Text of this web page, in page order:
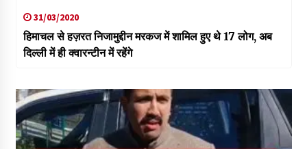
31/03/2020
हिमाचल से हज़रत निजामुद्दीन मरकज में शामिल हुए थे 17 लोग, अब
दिल्ली में ही क्वारन्टीन में रहेंगे